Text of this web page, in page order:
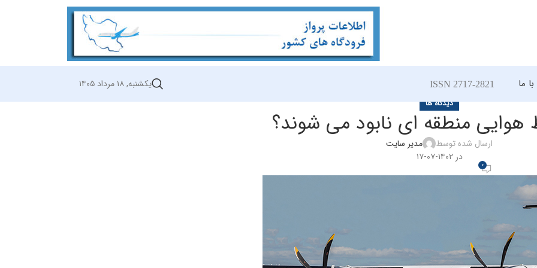
ما ISSN 2717-2821 یکشنبه, ۱۸ مرداد ۱۴۰۵
دیدگاه ها
هوایی منطقه ای نابود می شوند؟
ارسال شده توسط
مدیر سایت
در ۱۴۰۲-۰۷-۱۷
0